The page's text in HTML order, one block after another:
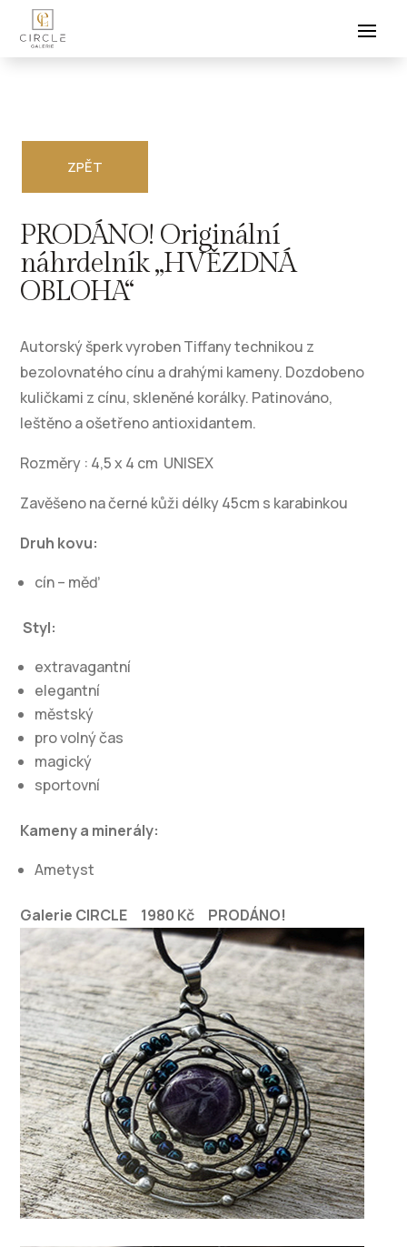
ZPĚT
PRODÁNO! Originální
náhrdelník „HVĚZDNÁ
OBLOHA“
Autorský šperk vyroben Tiffany technikou z
bezolovnatého cínu a drahými kameny. Dozdobeno
kuličkami z cínu, skleněné korálky. Patinováno,
leštěno a ošetřeno antioxidantem.
Rozměry : 4,5 x 4 cm UNISEX
Zavěšeno na černé kůži délky 45cm s karabinkou
Druh kovu:
cín – měď
Styl:
extravagantní
elegantní
městský
pro volný čas
magický
sportovní
Kameny a minerály:
Ametyst
Galerie CIRCLE 1980 Kč PRODÁNO!